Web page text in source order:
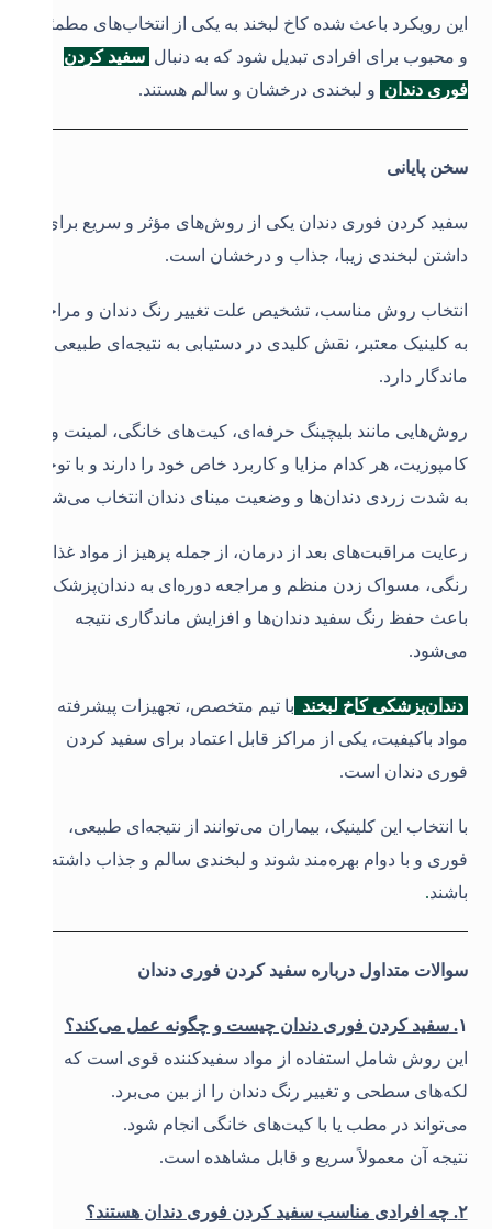
این رویکرد باعث شده کاخ لبخند به یکی از انتخاب‌های مطمئن
و محبوب برای افرادی تبدیل شود که به دنبال سفید کردن
فوری دندان و لبخندی درخشان و سالم هستند.
سخن پایانی
سفید کردن فوری دندان یکی از روش‌های مؤثر و سریع برای
داشتن لبخندی زیبا، جذاب و درخشان است.
انتخاب روش مناسب، تشخیص علت تغییر رنگ دندان و مراجعه
به کلینیک معتبر، نقش کلیدی در دستیابی به نتیجه‌ای طبیعی و
ماندگار دارد.
روش‌هایی مانند بلیچینگ حرفه‌ای، کیت‌های خانگی، لمینت و
کامپوزیت، هر کدام مزایا و کاربرد خاص خود را دارند و با توجه
به شدت زردی دندان‌ها و وضعیت مینای دندان انتخاب می‌شوند.
رعایت مراقبت‌های بعد از درمان، از جمله پرهیز از مواد غذایی
رنگی، مسواک زدن منظم و مراجعه دوره‌ای به دندان‌پزشک،
باعث حفظ رنگ سفید دندان‌ها و افزایش ماندگاری نتیجه
می‌شود.
دندان‌پزشکی کاخ لبخند با تیم متخصص، تجهیزات پیشرفته و
مواد باکیفیت، یکی از مراکز قابل اعتماد برای سفید کردن
فوری دندان است.
با انتخاب این کلینیک، بیماران می‌توانند از نتیجه‌ای طبیعی،
فوری و با دوام بهره‌مند شوند و لبخندی سالم و جذاب داشته
باشند.
سوالات متداول درباره سفید کردن فوری دندان
۱.سفید کردن فوری دندان چیست و چگونه عمل می‌کند؟
این روش شامل استفاده از مواد سفیدکننده قوی است که
لکه‌های سطحی و تغییر رنگ دندان را از بین می‌برد.
می‌تواند در مطب یا با کیت‌های خانگی انجام شود.
نتیجه آن معمولاً سریع و قابل مشاهده است.
۲.چه افرادی مناسب سفید کردن فوری دندان هستند؟